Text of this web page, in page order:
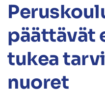
päättävät
tukea
nuoret